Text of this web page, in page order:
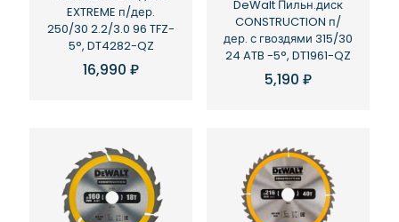
EXTREME п/дер.
250/30 2.2/3.0 96 TFZ-
5°, DT4282-QZ
16,990₽
DeWalt Пильн.диск
CONSTRUCTION п/
дер. с гвоздями 315/30
24 ATB -5°, DT1961-QZ
5,190 ₽